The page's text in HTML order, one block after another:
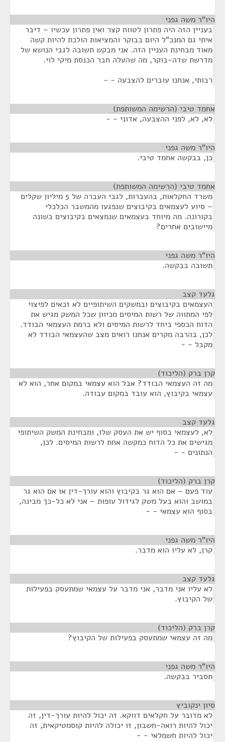
היו"ר משה גפני
בעניין הזה היה פתרון לטווח קצר ואין פתרון עכשיו – דיבר
איתי גם המנכ"ל היום בבוקר והמציאות הולכת להיות קשה
מאוד מבחינת העניין הזה. אני מבקש תשובה לגבי הנושא של
מדרשת שדה-בוקר, מה שהעלה חבר הכנסת מיקי לוי.
רבותי, אנחנו עוברים להצבעה - -
אחמד טיבי (הרשימה המשותפת)
לא, לא, לפני ההצבעה, אדוני - -
היו"ר משה גפני
כן, בבקשה אחמד טיבי.
אחמד טיבי (הרשימה המשותפת)
משרד החקלאות, בהעברות, לגבי העברה של 5 מיליון שקלים
– סיוע לעצמאים בקיבוצים שנפגעו מהמשבר הכלכלי
בקורונה. מה מיוחד בעצמאים שנמצאים בקיבוצים בשונה
מיישובים אחרים?
היו"ר משה גפני
תשובה בבקשה.
גלעד קצב
העצמאים בקיבוצים ובמשקים השיתופיים לא זכאים לפיצוי
לפי המתווה של רשות המיסים מכיוון שכל המשק מגיש את
הדוח הכספי ביחד לרשות המיסים ולא ברמת העצמאי הבודד.
לכן, בהרבה מקרים אנחנו רואים מצב שהעצמאי הבודד לא
מקבל - -
קרן ברק (הליכוד)
מה זה העצמאי הבודד? אבל הוא עצמאי במקום אחר, הוא לא
עצמאי בקיבוץ, הוא עובד במקום עבודה.
גלעד קצב
לא, לעצמאי בסוף יש את העסק שלו, ומבחינת המשק השיתופי
מגישים את כל הדוח כמקשה אחת לרשות המיסים. לכן,
הנתונים - -
קרן ברק (הליכוד)
עוד פעם – אם הוא גר בקיבוץ והוא עורך-דין או אם הוא גר
במושב והוא בעל משק לגידול עופות – אני לא כל-כך מבינה,
בסוף הוא עצמאי - -
היו"ר משה גפני
קרן, לא עליו הוא מדבר.
גלעד קצב
לא עליו אני מדבר, אני מדבר על עצמאי שמתעסק בפעילות
של הקיבוץ.
קרן ברק (הליכוד)
מה זה עצמאי שמתעסק בפעילות של הקיבוץ?
היו"ר משה גפני
תסביר בבקשה.
סיון ינקוביץ
לא מדובר על חקלאים דווקא. זה יכול להיות עורך-דין, זה
יכול להיות רואה-חשבון, זו יכולה להיות קוסמטיקאית, זה
יכול להיות חשמלאי - -